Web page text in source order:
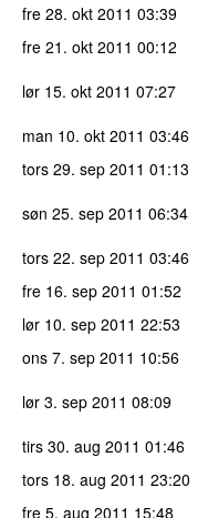
fre 28. okt 2011 03:39
fre 21. okt 2011 00:12
lør 15. okt 2011 07:27
man 10. okt 2011 03:46
tors 29. sep 2011 01:13
søn 25. sep 2011 06:34
tors 22. sep 2011 03:46
fre 16. sep 2011 01:52
lør 10. sep 2011 22:53
ons 7. sep 2011 10:56
lør 3. sep 2011 08:09
tirs 30. aug 2011 01:46
tors 18. aug 2011 23:20
fre 5. aug 2011 15:48